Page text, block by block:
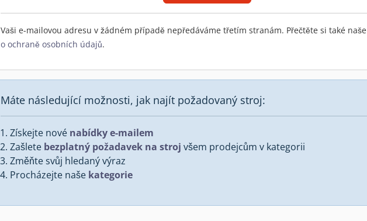
Vaši e-mailovou adresu v žádném případě nepředáváme třetím stranám. Přečtěte si také naše
o ochraně osobních údajů.
Máte následující možnosti, jak najít požadovaný stroj:
Získejte nové nabídky e-mailem
Zašlete bezplatný požadavek na stroj všem prodejcům v kategorii
Změňte svůj hledaný výraz
Procházejte naše kategorie